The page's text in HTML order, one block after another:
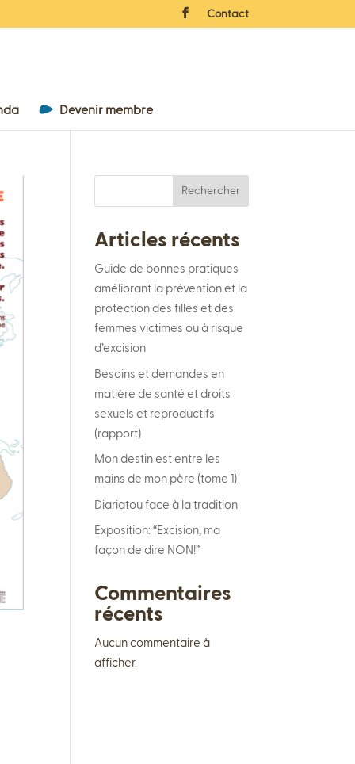
Contact
Devenir membre
Rechercher
Articles récents
Guide de bonnes pratiques
améliorant la prévention et la
protection des filles et des
femmes victimes ou à risque
d’excision
Besoins et demandes en
matière de santé et droits
sexuels et reproductifs
(rapport)
Mon destin est entre les
mains de mon père (tome 1)
Diariatou face à la tradition
Exposition: “Excision, ma
façon de dire NON!”
Commentaires
récents
Aucun commentaire à
afficher.